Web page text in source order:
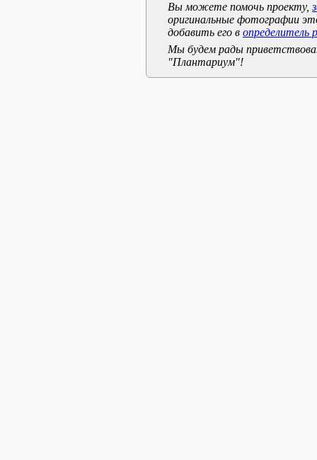
Вы можете помочь проекту,
оригинальные фотографии
добавить его в определитель
Мы будем рады
"Плантариум"!